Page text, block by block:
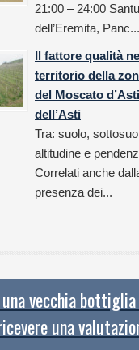
21:00 – 24:00
dell’Eremita, Panc...
Il fattore qualità
territorio della
del Moscato
dell’Asti
Tra: suolo,
altitudine e
Correlati anche
presenza dei...
vecchia
una